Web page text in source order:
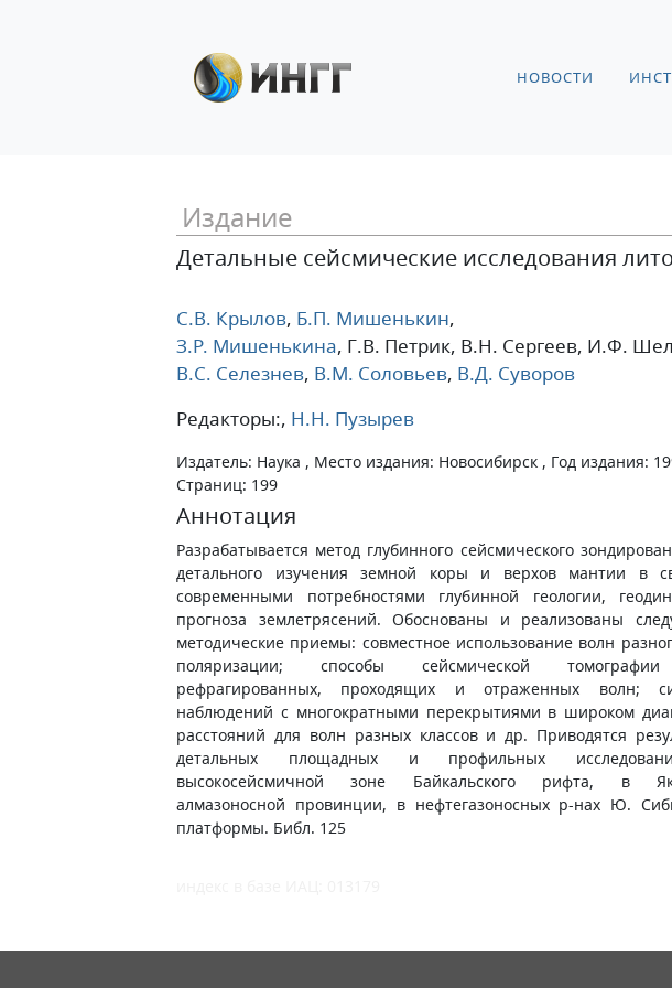
НОВОСТИ
Издание
Детальные сейсмические исследования
С.В. Крылов, Б.П. Мишенькин,
З.Р. Мишенькина, Г.В. Петрик, В.Н. Сергеев, И.Ф.
В.С. Селезнев, В.М. Соловьев, В.Д. Суворов
Редакторы:, Н.Н. Пузырев
Издатель: Наука , Место издания: Новосибирск , Год издания:
Страниц: 199
Аннотация
Разрабатывается метод глубинного сейсмического
детального изучения земной коры и верхов мантии в
современными потребностями глубинной геологии,
прогноза землетрясений. Обоснованы и реализованы
методические приемы: совместное использование волн
поляризации; способы сейсмической
рефрагированных, проходящих и отраженных волн;
наблюдений с многократными перекрытиями в широком
расстояний для волн разных классов и др. Приводятся
детальных площадных и профильных
высокосейсмичной зоне Байкальского рифта, в
алмазоносной провинции, в нефтегазоносных р-нах Ю.
платформы. Библ. 125